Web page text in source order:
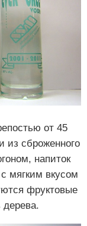
от 45
из сброженного
напиток
мягким вкусом
фруктовые
дерева.